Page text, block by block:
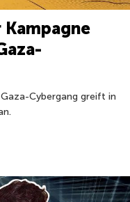
Cybergang greift in